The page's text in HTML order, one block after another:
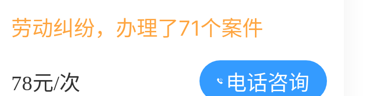
园小区8幢商业住宅楼
劳动纠纷，办理了71个案件
78元/次 电话咨询